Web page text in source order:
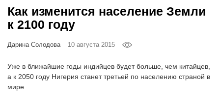
Как изменится население Земли
к 2100 году
Дарина Солодова 10 августа 2015
Уже в ближайшие годы индийцев будет больше, чем китайцев,
а к 2050 году Нигерия станет третьей по населению страной в
мире.